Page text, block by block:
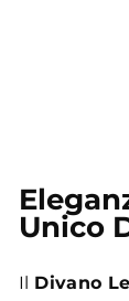
Unico
Il Divano